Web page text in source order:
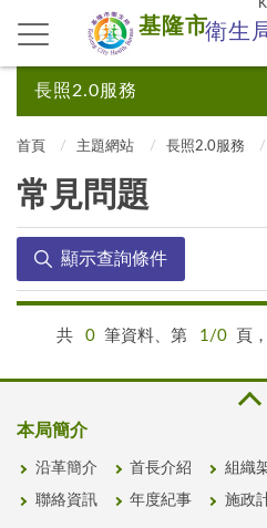
基隆市衛生
長照2.0服務
首頁 主題網站 長照2.0服務
常見問題
顯示查詢條件
共 0 筆資料、第 1/0 頁，
本局簡介
沿革簡介 首長介紹 組織
聯絡資訊 年度紀事 施政